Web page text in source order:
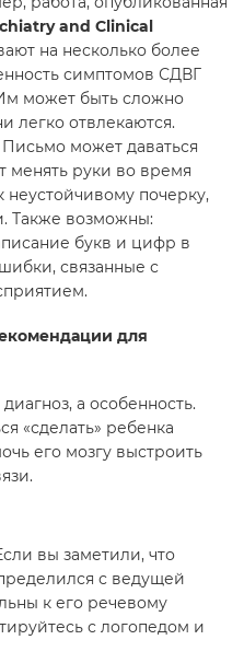
and Clinical
на несколько более
симптомов СДВГ
может быть сложно
легко отвлекаются.
Письмо может даваться
менять руки во время
неустойчивому почерку,
Также возможны:
букв и цифр в
связанные с
для
а особенность.
«сделать» ребенка
его мозгу выстроить
вы заметили, что
с ведущей
к его речевому
с логопедом и